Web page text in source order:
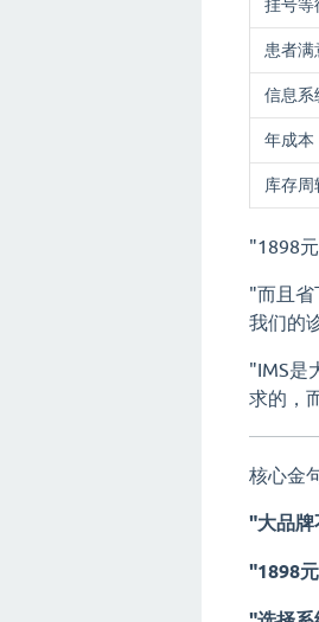
挂号等
患者满
信息系
年成本
库存周
"1898
"而且省
我们的
"IMS是
求的，
核心金
"大品牌
"1898